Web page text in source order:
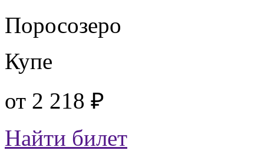
Поросозеро
Купе
от 2 218 ₽
Найти билет